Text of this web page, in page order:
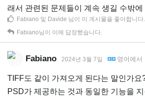
래서 관련된 문제들이 계속 생길 수밖에
Fabiano 및 Davide 님이 이 게시물을 좋아합니다.
Fabiano님이 이에 답장했습니다.
Fabiano 2024년 3월 7일 영어 에서
TIFF도 같이 가져오게 된다는 말인가요
PSD가 제공하는 것과 동일한 기능을 지